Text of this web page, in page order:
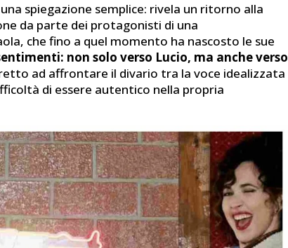
spiegazione semplice: rivela un ritorno alla
da parte dei protagonisti di una
che fino a quel momento ha nascosto le sue
non solo verso Lucio, ma anche verso
ad affrontare il divario tra la voce idealizzata
di essere autentico nella propria